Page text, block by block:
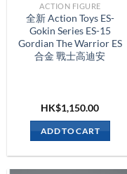
ACTION FIGURE
全新 Action Toys ES-
Gokin Series ES-15
Gordian The Warrior ES
合金 戰士高迪安
HK$1,150.00
ADD TO CART